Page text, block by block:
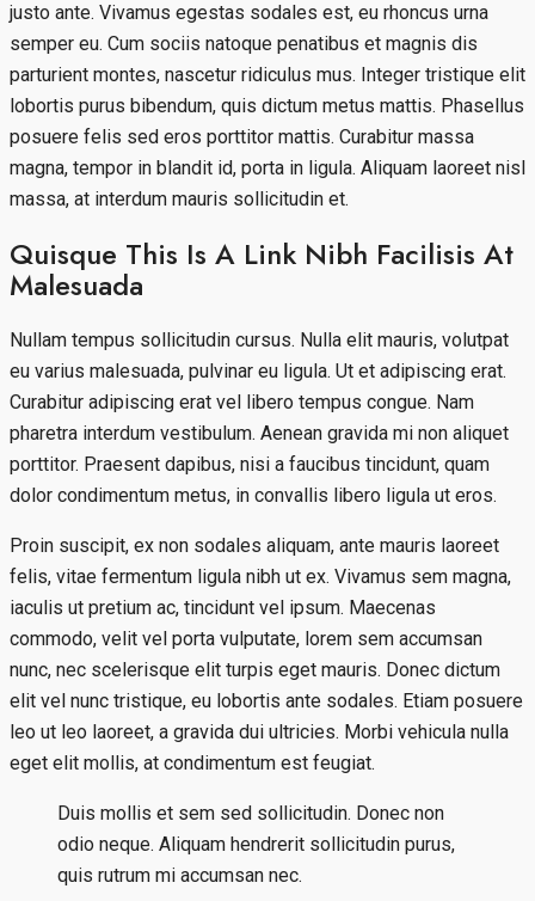
justo ante. Vivamus egestas sodales est, eu rhoncus urna
semper eu. Cum sociis natoque penatibus et magnis dis
parturient montes, nascetur ridiculus mus. Integer tristique elit
lobortis purus bibendum, quis dictum metus mattis. Phasellus
posuere felis sed eros porttitor mattis. Curabitur massa
magna, tempor in blandit id, porta in ligula. Aliquam laoreet nisl
massa, at interdum mauris sollicitudin et.
Quisque This Is A Link Nibh Facilisis At
Malesuada
Nullam tempus sollicitudin cursus. Nulla elit mauris, volutpat
eu varius malesuada, pulvinar eu ligula. Ut et adipiscing erat.
Curabitur adipiscing erat vel libero tempus congue. Nam
pharetra interdum vestibulum. Aenean gravida mi non aliquet
porttitor. Praesent dapibus, nisi a faucibus tincidunt, quam
dolor condimentum metus, in convallis libero ligula ut eros.
Proin suscipit, ex non sodales aliquam, ante mauris laoreet
felis, vitae fermentum ligula nibh ut ex. Vivamus sem magna,
iaculis ut pretium ac, tincidunt vel ipsum. Maecenas
commodo, velit vel porta vulputate, lorem sem accumsan
nunc, nec scelerisque elit turpis eget mauris. Donec dictum
elit vel nunc tristique, eu lobortis ante sodales. Etiam posuere
leo ut leo laoreet, a gravida dui ultricies. Morbi vehicula nulla
eget elit mollis, at condimentum est feugiat.
Duis mollis et sem sed sollicitudin. Donec non
odio neque. Aliquam hendrerit sollicitudin purus,
quis rutrum mi accumsan nec.